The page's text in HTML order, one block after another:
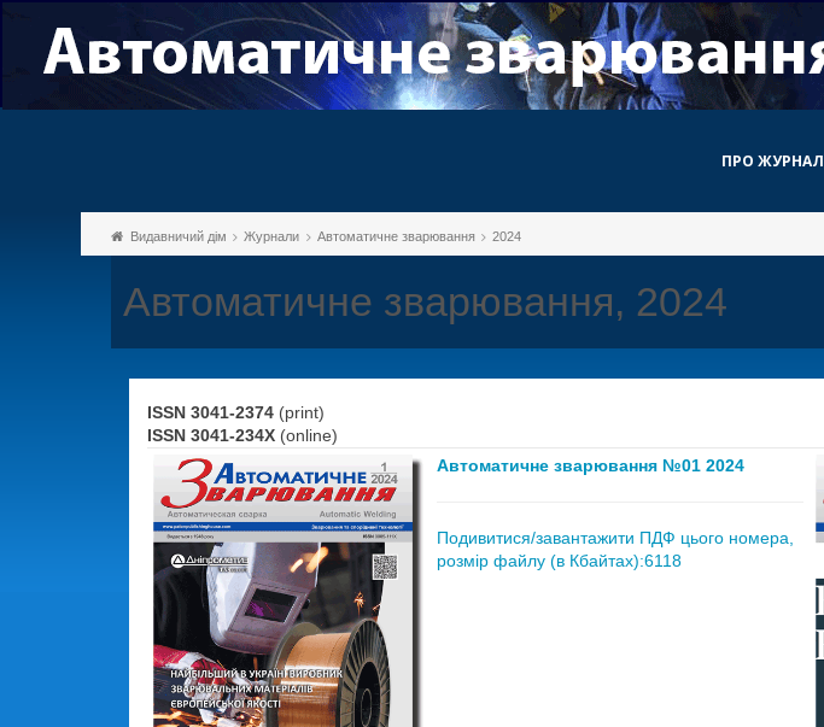
ПРО ЖУРНАЛ
Видавничий дім Журнали Автоматичне зварювання 2024
Автоматичне зварювання, 2024
ISSN 3041-2374 (print)
ISSN 3041-234X (online)
Автоматичне зварювання №01 2024
Подивитися/завантажити ПДФ цього номера,
розмір файлу (в Кбайтах):6118